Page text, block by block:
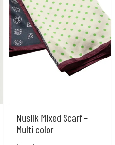
Nusilk Mixed Scarf –
Multi color